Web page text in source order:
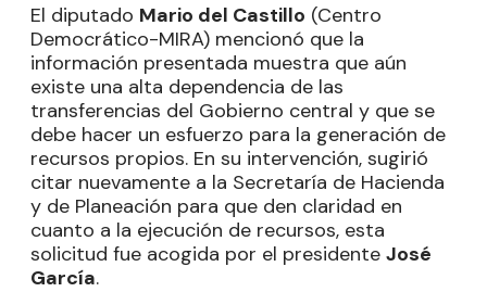
El diputado Mario del Castillo (Centro
Democrático-MIRA) mencionó que la
información presentada muestra que aún
existe una alta dependencia de las
transferencias del Gobierno central y que se
debe hacer un esfuerzo para la generación de
recursos propios. En su intervención, sugirió
citar nuevamente a la Secretaría de Hacienda
y de Planeación para que den claridad en
cuanto a la ejecución de recursos, esta
solicitud fue acogida por el presidente José
García.